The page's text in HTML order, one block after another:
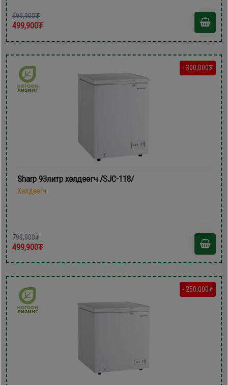
699,900₮
499,900₮
- 300,000₮
Sharp 93литр хөлдөөгч /SJC-118/
Хөлдөөгч
799,900₮
499,900₮
- 250,000₮